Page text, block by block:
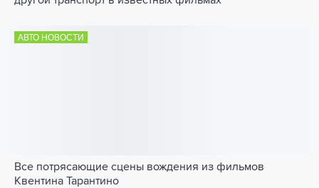
АВТО НОВОСТИ
Все потрясающие сцены вождения из фильмов
Квентина Тарантино